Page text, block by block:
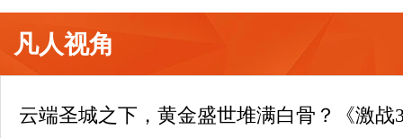
凡人视角
云端圣城之下，黄金盛世堆满白骨？《激